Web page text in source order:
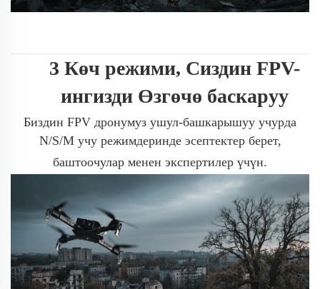
3 Көч режими, Сиздин FPV-
ингизди Өзгөчө баскаруу
Биздин FPV дронумуз ушул-башкарышуу учурда
N/S/M учу режимдеринде эсептектер берет,
баштоочулар менен экспертилер үчүн.